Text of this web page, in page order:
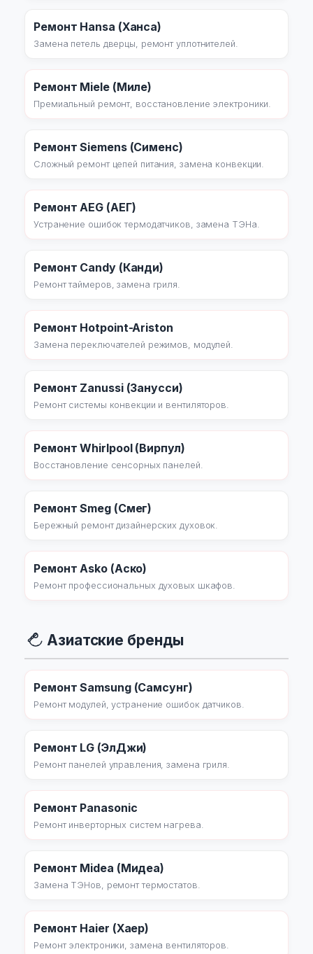
Ремонт Hansa (Ханса)
Замена петель дверцы, ремонт уплотнителей.
Ремонт Miele (Миле)
Премиальный ремонт, восстановление электроники.
Ремонт Siemens (Сименс)
Сложный ремонт цепей питания, замена конвекции.
Ремонт AEG (АЕГ)
Устранение ошибок термодатчиков, замена ТЭНа.
Ремонт Candy (Канди)
Ремонт таймеров, замена гриля.
Ремонт Hotpoint-Ariston
Замена переключателей режимов, модулей.
Ремонт Zanussi (Занусси)
Ремонт системы конвекции и вентиляторов.
Ремонт Whirlpool (Вирпул)
Восстановление сенсорных панелей.
Ремонт Smeg (Смег)
Бережный ремонт дизайнерских духовок.
Ремонт Asko (Аско)
Ремонт профессиональных духовых шкафов.
Азиатские бренды
Ремонт Samsung (Самсунг)
Ремонт модулей, устранение ошибок датчиков.
Ремонт LG (ЭлДжи)
Ремонт панелей управления, замена гриля.
Ремонт Panasonic
Ремонт инверторных систем нагрева.
Ремонт Midea (Мидеа)
Замена ТЭНов, ремонт термостатов.
Ремонт Haier (Хаер)
Ремонт электроники, замена вентиляторов.